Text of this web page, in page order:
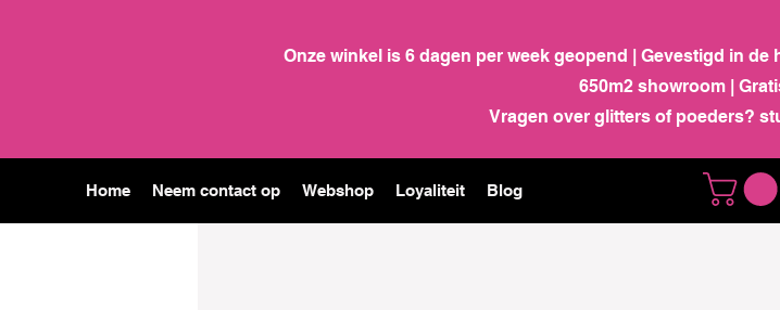
Home Neem contact op Webshop Loyaliteit Blog
Onze winkel is 6 dagen per week geopend | Gevestigd in
650m2 showroom |
Vragen over glitters of poeders?